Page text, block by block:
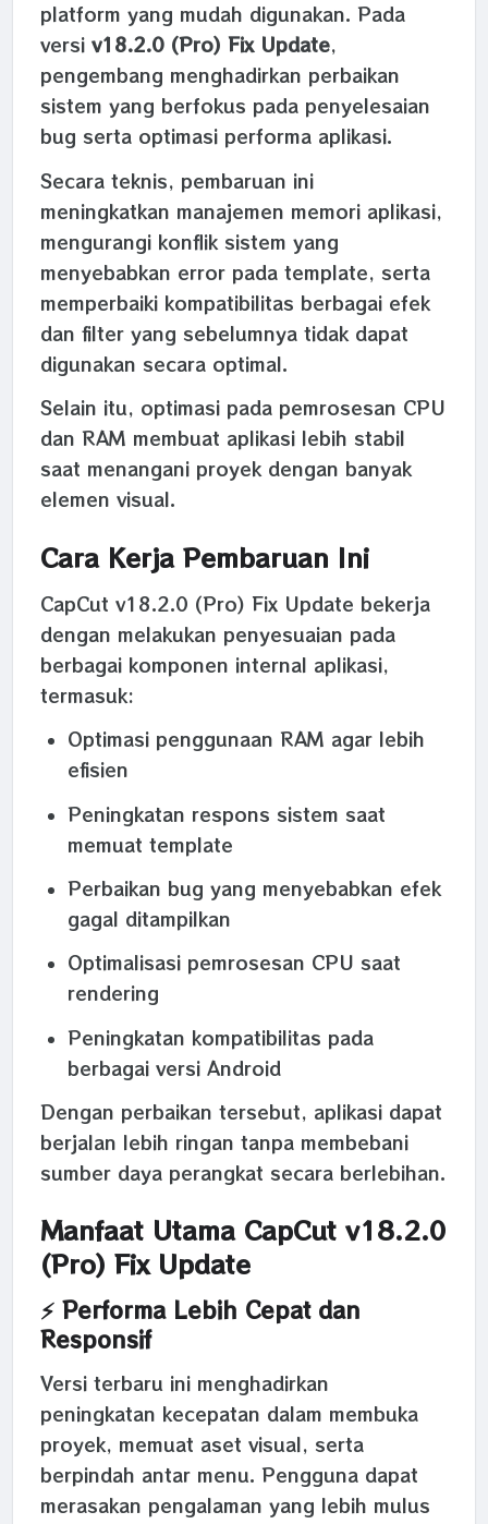
platform yang mudah digunakan. Pada
versi v18.2.0 (Pro) Fix Update,
pengembang menghadirkan perbaikan
sistem yang berfokus pada penyelesaian
bug serta optimasi performa aplikasi.
Secara teknis, pembaruan ini
meningkatkan manajemen memori aplikasi,
mengurangi konflik sistem yang
menyebabkan error pada template, serta
memperbaiki kompatibilitas berbagai efek
dan filter yang sebelumnya tidak dapat
digunakan secara optimal.
Selain itu, optimasi pada pemrosesan CPU
dan RAM membuat aplikasi lebih stabil
saat menangani proyek dengan banyak
elemen visual.
Cara Kerja Pembaruan Ini
CapCut v18.2.0 (Pro) Fix Update bekerja
dengan melakukan penyesuaian pada
berbagai komponen internal aplikasi,
termasuk:
Optimasi penggunaan RAM agar lebih
efisien
Peningkatan respons sistem saat
memuat template
Perbaikan bug yang menyebabkan efek
gagal ditampilkan
Optimalisasi pemrosesan CPU saat
rendering
Peningkatan kompatibilitas pada
berbagai versi Android
Dengan perbaikan tersebut, aplikasi dapat
berjalan lebih ringan tanpa membebani
sumber daya perangkat secara berlebihan.
Manfaat Utama CapCut v18.2.0
(Pro) Fix Update
⚡ Performa Lebih Cepat dan
Responsif
Versi terbaru ini menghadirkan
peningkatan kecepatan dalam membuka
proyek, memuat aset visual, serta
berpindah antar menu. Pengguna dapat
merasakan pengalaman yang lebih mulus